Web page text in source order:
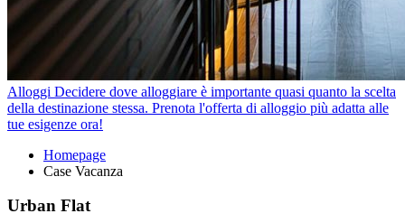
Alloggi Decidere dove alloggiare è importante quasi quanto la scelta
della destinazione stessa. Prenota l'offerta di alloggio più adatta alle
tue esigenze ora!
Homepage
Case Vacanza
Urban Flat